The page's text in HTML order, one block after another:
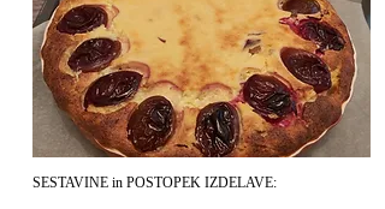
SESTAVINE in POSTOPEK IZDELAVE: